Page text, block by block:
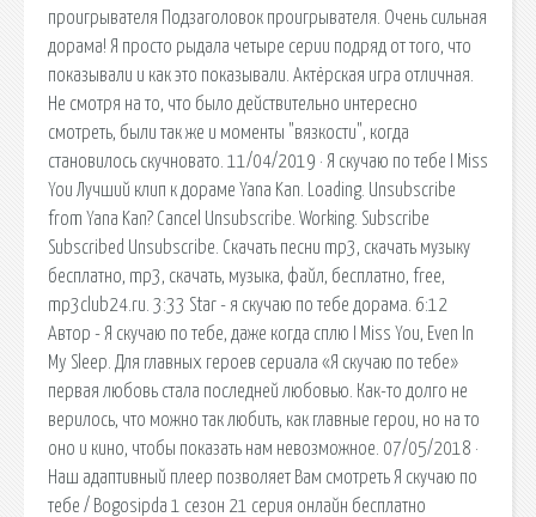
проигрывателя Подзаголовок проигрывателя. Очень сильная
дорама! Я просто рыдала четыре серии подряд от того, что
показывали и как это показывали. Актёрская игра отличная.
Не смотря на то, что было действительно интересно
смотреть, были так же и моменты "вязкости", когда
становилось скучновато. 11/04/2019 · Я скучаю по тебе I Miss
You Лучший клип к дораме Yana Kan. Loading. Unsubscribe
from Yana Kan? Cancel Unsubscribe. Working. Subscribe
Subscribed Unsubscribe. Скачать песни mp3, скачать музыку
бесплатно, mp3, скачать, музыка, файл, бесплатно, free,
mp3club24.ru. 3:33 Star - я скучаю по тебе дорама. 6:12
Автор - Я скучаю по тебе, даже когда сплю I Miss You, Even In
My Sleep. Для главных героев сериала «Я скучаю по тебе»
первая любовь стала последней любовью. Как-то долго не
верилось, что можно так любить, как главные герои, но на то
оно и кино, чтобы показать нам невозможное. 07/05/2018 ·
Наш адаптивный плеер позволяет Вам смотреть Я скучаю по
тебе / Bogosipda 1 сезон 21 серия онлайн бесплатно